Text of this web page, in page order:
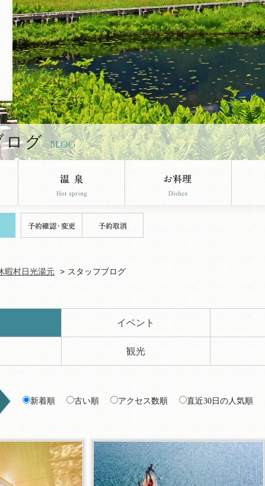
休暇村日光湯元のブログページです。
ログ BLOG
暇村日光湯元 スタッフブログ
イベント
観光
新着順 古い順 アクセス数順 直近30日の人気順